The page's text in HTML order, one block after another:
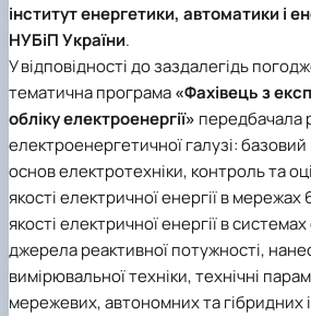
Іноземні мови
Їдальні та буфети
Центр вивчення
Психологічна
Рада молодих
Стартап школа
Методичні
Патентно-
ЦКНО
медицина»
Обладнання НУБіП
Біоетична комісія
Наукові видання
Досліднику та
Звіт про
Наукові журнали
Наукові журнали
Пам'ятка про
заходів
Порядок
проведення НТЗ
Результати
Монографії
Наука для бізнесу
Каталог наукових
«SEB-2024»
«SEB-2025»
Наглядова рада
Благодійний фонд
2020»
Історія
Звіт ректора
Пам'яті захисників
Почесні доктори і
Пресслужба
Університетський
Вибори ректора
Програма розвитку
ініціатива – 2025»
Доступ до публічної
Державні закупівлі
Офіційна символіка
Антикорупційні заходи
Уповноважена
виявлення корупції
Положення про
уповноваженого НУБіП
Національні
Нормативно-
Інформаційні
Методичні
Антикорупційні
Гендерна радниця
Контактна інформація
інститут енергетики, автоматики і
НУБіП України.
У відповідності до заздалегідь
тематична програма«Фахівець з
обліку електроенергії» передбачала
електроенергетичної галузі:
основ електротехніки, контроль та
якості електричної енергії в мережах
якості електричної енергії в
джерела реактивної потужності,
вимірювальної техніки, технічні
мережевих, автономних та гібридних